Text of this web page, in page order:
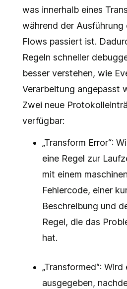
was innerhalb eines
während der Ausführung
Flows passiert ist.
Regeln schneller
besser verstehen, wie
Verarbeitung angepasst
Zwei neue
verfügbar:
„Transform Error“:
eine Regel zur
mit einem
Fehlercode, einer
Beschreibung und
Regel, die das
hat.
„Transformed“: Wird
ausgegeben,